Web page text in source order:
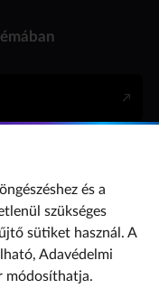
Nemzeti Média- és
és a
szükséges
sütiket használ. A
Adavédelmi
módosíthatja.